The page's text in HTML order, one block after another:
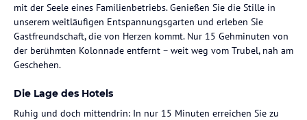
mit der Seele eines Familienbetriebs. Genießen Sie die Stille in
unserem weitläufigen Entspannungsgarten und erleben Sie
Gastfreundschaft, die von Herzen kommt. Nur 15 Gehminuten von
der berühmten Kolonnade entfernt – weit weg vom Trubel, nah am
Geschehen.
Die Lage des Hotels
Ruhig und doch mittendrin: In nur 15 Minuten erreichen Sie zu